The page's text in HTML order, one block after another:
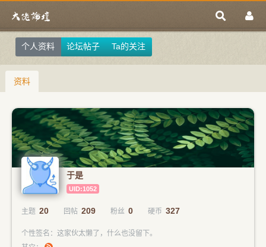
个人资料 论坛帖子 Ta的关注
资料
于是
UID:1052
主题 20 回帖 209 粉丝 0 硬币 327
个性签名：这家伙太懒了，什么也没留下。